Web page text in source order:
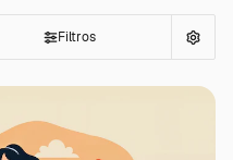
Filtros